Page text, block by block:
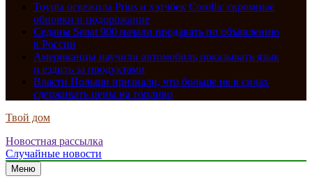
Toyota освежила Prius и хэтчбек Corolla: скромные
обновки и подорожание
Седаны Senat 900 начали продавать по объявлению
в России
Американцы научили автомобиль показывать язык
и ездить за продуктами
Власти Польши признали, что больше не в силах
сдерживать цены на топливо
Твой дом
Новостная рассылка
Случайные новости
Меню